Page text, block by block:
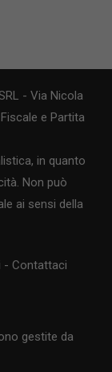
- Via Nicola
e Partita
in quanto
Non può
ai sensi della
- Contattaci
gestite da